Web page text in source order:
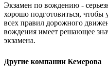
Экзамен по вождению -
хорошо подготовиться, чтобы
всех правил дорожного
вождения имеет решающее
экзамена.
Другие компании Кемерова